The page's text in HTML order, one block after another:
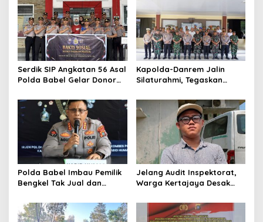
Serdik SIP Angkatan 56 Asal
Polda Babel Gelar Donor
Darah Di Pangkalpinang
Kapolda-Danrem Jalin
Silaturahmi, Tegaskan
Sinergitas TNI-Polri di
Babel
Polda Babel Imbau Pemilik
Bengkel Tak Jual dan
Knalpot Brong
Jelang Audit Inspektorat,
Warga Kertajaya Desak
Pengelolaan Dana Desa
Dilakukan Transparan